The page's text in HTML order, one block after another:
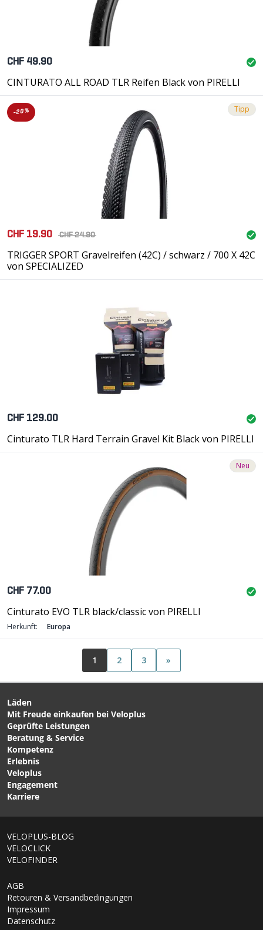
CHF 49.90
CINTURATO ALL ROAD TLR Reifen Black von PIRELLI
-20% Tipp
CHF 19.90 CHF 24.90
TRIGGER SPORT Gravelreifen (42C) / schwarz / 700 X 42C
von SPECIALIZED
CHF 129.00
Cinturato TLR Hard Terrain Gravel Kit Black von PIRELLI
Neu
CHF 77.00
Cinturato EVO TLR black/classic von PIRELLI
Herkunft: Europa
1 2 3 »
Läden
Mit Freude einkaufen bei Veloplus
Geprüfte Leistungen
Beratung & Service
Kompetenz
Erlebnis
Veloplus
Engagement
Karriere
VELOPLUS-BLOG
VELOCLICK
VELOFINDER
AGB
Retouren & Versandbedingungen
Impressum
Datenschutz